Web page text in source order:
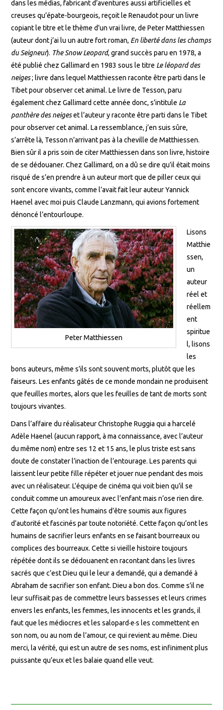
dans les médias, fabricant d’aventures aussi artificielles et
creuses qu’épate-bourgeois, reçoit le Renaudot pour un livre
copiant le titre et le thème d’un vrai livre, de Peter Matthiessen
(auteur dont j’ai lu un autre fort roman, En liberté dans les champs
du Seigneur). The Snow Leopard, grand succès paru en 1978, a
été publié chez Gallimard en 1983 sous le titre Le léopard des
neiges; livre dans lequel Matthiessen raconte être parti dans le
Tibet pour observer cet animal. Le livre de Tesson, paru
également chez Gallimard cette année donc, s’intitule La
panthère des neigeset l’auteur y raconte être parti dans le Tibet
pour observer cet animal. La ressemblance, j’en suis sûre,
s’arrête là, Tesson n’arrivant pas à la cheville de Matthiessen.
Bien sûr il a pris soin de citer Matthiessen dans son livre, histoire
de se dédouaner. Chez Gallimard, on a dû se dire qu’il était moins
risqué de s’en prendre à un auteur mort que de piller ceux qui
sont encore vivants, comme l’avait fait leur auteur Yannick
Haenel avec moi puis Claude Lanzmann, qui avions fortement
dénoncé l’entourloupe.
Peter Matthiessen
Lisons
Matthie
ssen,
un
auteur
réel et
réellem
ent
spiritue
l, lisons
les
bons auteurs, même s’ils sont souvent morts, plutôt que les
faiseurs. Les enfants gâtés de ce monde mondain ne produisent
que feuilles mortes, alors que les feuilles de tant de morts sont
toujours vivantes.
Dans l’affaire du réalisateur Christophe Ruggia qui a harcelé
Adèle Haenel (aucun rapport, à ma connaissance, avec l’auteur
du même nom) entre ses 12 et 15 ans, le plus triste est sans
doute de constater l’inaction de l’entourage. Les parents qui
laissent leur petite fille répéter et jouer nue pendant des mois
avec un réalisateur. L’équipe de cinéma qui voit bien qu’il se
conduit comme un amoureux avec l’enfant mais n’ose rien dire.
Cette façon qu’ont les humains d’être soumis aux figures
d’autorité et fascinés par toute notoriété. Cette façon qu’ont les
humains de sacrifier leurs enfants en se faisant bourreaux ou
complices des bourreaux. Cette si vieille histoire toujours
répétée dont ils se dédouanent en racontant dans les livres
sacrés que c’est Dieu qui le leur a demandé, qui a demandé à
Abraham de sacrifier son enfant. Dieu a bon dos. Comme s’il ne
leur suffisait pas de commettre leurs bassesses et leurs crimes
envers les enfants, les femmes, les innocents et les grands, il
faut que les médiocres et les salopard·e·s les commettent en
son nom, ou au nom de l’amour, ce qui revient au même. Dieu
merci, la vérité, qui est un autre de ses noms, est infiniment plus
puissante qu’eux et les balaie quand elle veut.